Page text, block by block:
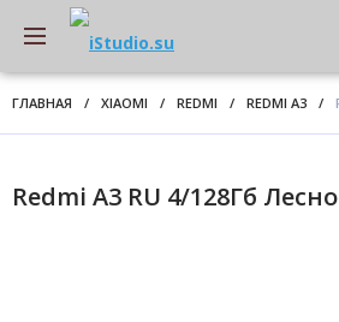
ГЛАВНАЯ / XIAOMI / REDMI / REDMI A3 /
Redmi A3 RU 4/128Гб